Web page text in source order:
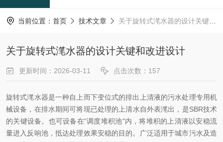
当前位置： 首页 技术文章 关于旋转式滗水器的设计关键和改进设计
关于旋转式滗水器的设计关键和改进设计
更新时间：2026-03-11 点击次数：157
旋转式滗水器是一种自上而下变位式的排出上清液的污水处理专用机
械设备，在排水期间可将现已处理的上清水自外表滗出，是SBR技术
的关键设备。也可设备在“调度堆积池"内，将堆积的上清液以安稳流
量进入反响池，抵达处理效果安稳的目的。广泛适用于城市污水及造